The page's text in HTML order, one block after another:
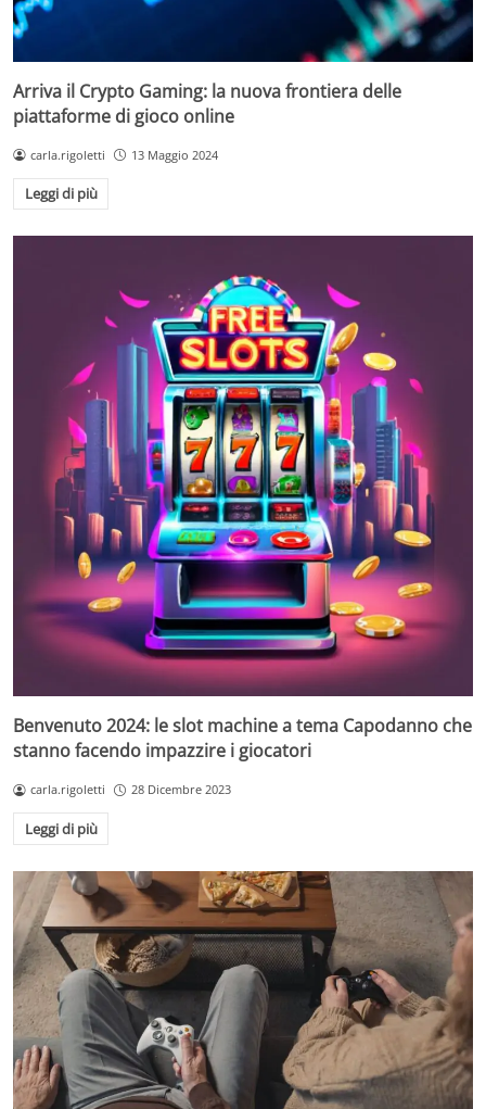
Arriva il Crypto Gaming: la nuova frontiera delle
piattaforme di gioco online
carla.rigoletti 13 Maggio 2024
Leggi di più
Benvenuto 2024: le slot machine a tema Capodanno che
stanno facendo impazzire i giocatori
carla.rigoletti 28 Dicembre 2023
Leggi di più